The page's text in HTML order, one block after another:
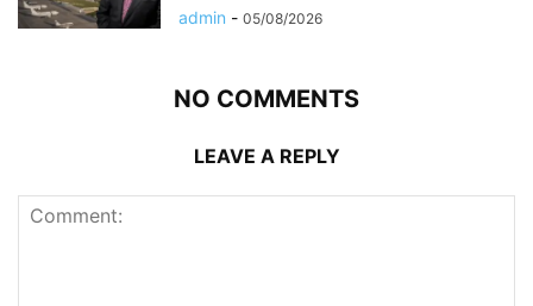
admin - 05/08/2026
NO COMMENTS
LEAVE A REPLY